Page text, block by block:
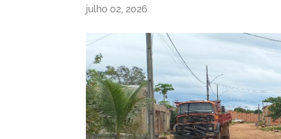
julho 02, 2026